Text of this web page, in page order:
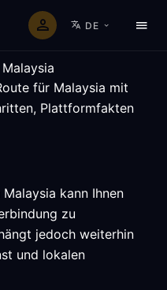
DE
für Malaysia mit
Plattformfakten
kann Ihnen
zu
jedoch weiterhin
und lokalen